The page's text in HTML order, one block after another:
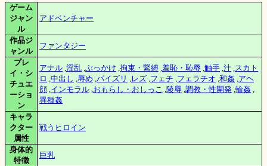
ゲーム
ジャン
ル
アドベンチャー
作品ジ
ャンル
ファンタジー
プレ
イ・シ
チュエ
ーショ
ン
アナル ,淫乱 ,ぶっかけ ,拘束・緊縛 ,羞恥・恥辱 ,触手 ,汁 ,スカト
ロ ,中出し ,辱め ,パイズリ ,レズ ,フェチ ,フェラチオ ,和姦 ,アヘ
顔 ,インモラル ,おもらし・おしっこ ,陵辱 ,調教・性開発 ,輪姦 ,
異種姦
キャラ
クター
属性
戦うヒロイン
身体的
特徴
巨乳